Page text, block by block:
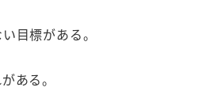
目標がある。
ある。